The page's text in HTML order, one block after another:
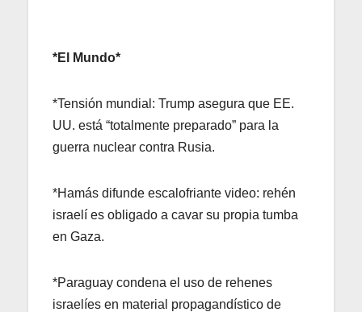
*El Mundo*
*Tensión mundial: Trump asegura que EE.
UU. está “totalmente preparado” para la
guerra nuclear contra Rusia.
*Hamás difunde escalofriante video: rehén
israelí es obligado a cavar su propia tumba
en Gaza.
*Paraguay condena el uso de rehenes
israelíes en material propagandístico de